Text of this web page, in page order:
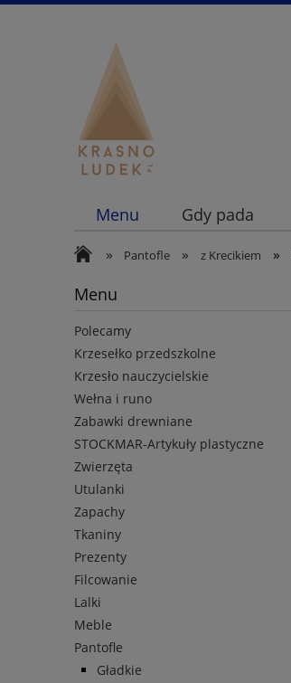
Menu Gdy pada
» Pantofle » z Krecikiem »
Menu
Polecamy
Krzesełko przedszkolne
Krzesło nauczycielskie
Wełna i runo
Zabawki drewniane
STOCKMAR-Artykuły plastyczne
Zwierzęta
Utulanki
Zapachy
Tkaniny
Prezenty
Filcowanie
Lalki
Meble
Pantofle
Gładkie